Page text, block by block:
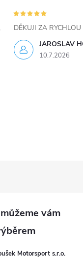
JAROSLAV
10.7.2026
DĚKUJI ZA
Motorsport s.r.o.